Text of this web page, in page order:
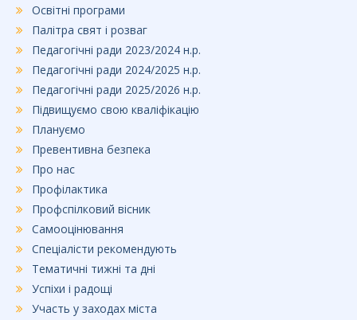
Освітні програми
Палітра свят і розваг
Педагогічні ради 2023/2024 н.р.
Педагогічні ради 2024/2025 н.р.
Педагогічні ради 2025/2026 н.р.
Підвищуємо свою кваліфікацію
Плануємо
Превентивна безпека
Про нас
Профілактика
Профспілковий вісник
Самооцінювання
Спеціалісти рекомендують
Тематичні тижні та дні
Успіхи і радощі
Участь у заходах міста